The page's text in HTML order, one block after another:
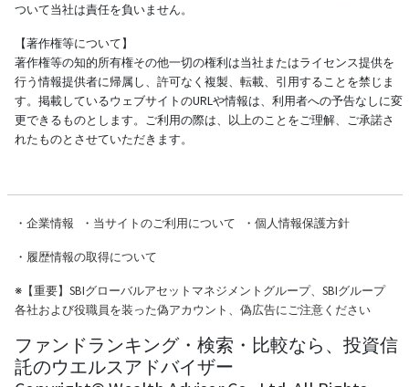
ついて当社は責任を負いません。
【著作権等について】
著作権等の知的所有権その他一切の権利は当社またはライセンス提供を
行う情報提供者に帰属し、許可なく複製、転載、引用することを禁じま
す。掲載しているウェブサイトのURLや情報は、利用者への予告なしに変
更できるものとします。ご利用の際は、以上のことをご理解、ご承諾さ
れたものとさせていただきます。
・ 企業情報 ・ 当サイトのご利用について ・ 個人情報保護方針
・ 履歴情報の取得について
※【重要】SBIグローバルアセットマネジメントグループ、SBIグループ
各社および役職員を装った偽アカウント、偽広告にご注意ください
ファンドランキング・検索・比較なら、投資信
託のウエルスアドバイザー